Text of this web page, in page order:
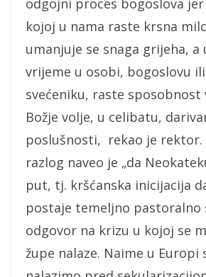
odgojni proces bogoslova
kojoj u nama raste krsna
umanjuje se snaga grijeha, a
vrijeme u osobi, bogoslovu ili
svećeniku, raste sposobnost
Božje volje, u celibatu,
poslušnosti, rekao je rektor.
razlog naveo je „da
put, tj. kršćanska inicijacija
postaje temeljno pastoralno
odgovor na krizu u kojoj se
župe nalaze. Naime u Europi